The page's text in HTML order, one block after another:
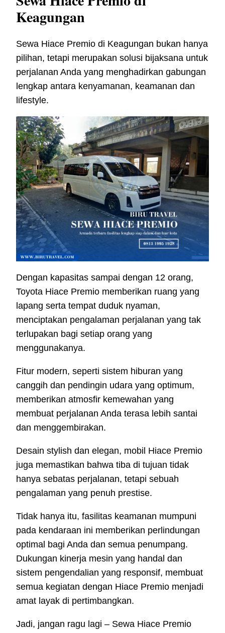
Keagungan
Sewa Hiace Premio di Keagungan bukan hanya
pilihan, tetapi merupakan solusi bijaksana untuk
perjalanan Anda yang menghadirkan gabungan
lengkap antara kenyamanan, keamanan dan
lifestyle.
Dengan kapasitas sampai dengan 12 orang,
Toyota Hiace Premio memberikan ruang yang
lapang serta tempat duduk nyaman,
menciptakan pengalaman perjalanan yang tak
terlupakan bagi setiap orang yang
menggunakanya.
Fitur modern, seperti sistem hiburan yang
canggih dan pendingin udara yang optimum,
memberikan atmosfir kemewahan yang
membuat perjalanan Anda terasa lebih santai
dan menggembirakan.
Desain stylish dan elegan, mobil Hiace Premio
juga memastikan bahwa tiba di tujuan tidak
hanya sebatas perjalanan, tetapi sebuah
pengalaman yang penuh prestise.
Tidak hanya itu, fasilitas keamanan mumpuni
pada kendaraan ini memberikan perlindungan
optimal bagi Anda dan semua penumpang.
Dukungan kinerja mesin yang handal dan
sistem pengendalian yang responsif, membuat
semua kegiatan dengan Hiace Premio menjadi
amat layak di pertimbangkan.
Jadi, jangan ragu lagi – Sewa Hiace Premio